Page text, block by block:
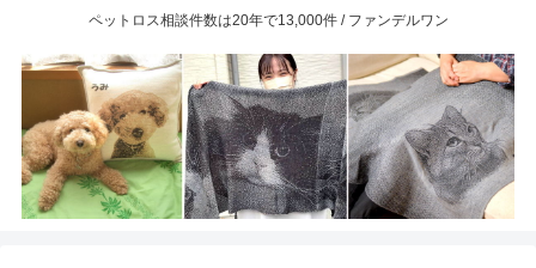
ペットロス相談件数は20年で13,000件 / ファンデルワン